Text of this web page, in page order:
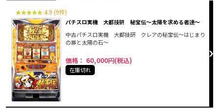
4.9 (9件)
パチスロ実機 大都技研 秘宝伝～太陽を求める者達～
中古パチスロ実機 大都技研 クレアの秘宝伝～はじまり
の扉と太陽の石～
価格： 60,000円(税込)
在庫切れ